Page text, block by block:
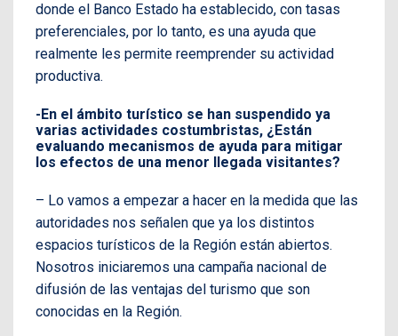
donde el Banco Estado ha establecido, con tasas
preferenciales, por lo tanto, es una ayuda que
realmente les permite reemprender su actividad
productiva.
-En el ámbito turístico se han suspendido ya
varias actividades costumbristas, ¿Están
evaluando mecanismos de ayuda para mitigar
los efectos de una menor llegada visitantes?
– Lo vamos a empezar a hacer en la medida que las
autoridades nos señalen que ya los distintos
espacios turísticos de la Región están abiertos.
Nosotros iniciaremos una campaña nacional de
difusión de las ventajas del turismo que son
conocidas en la Región.